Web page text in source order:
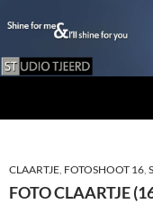
INHOUD
CLAARTJE, FOTOSHOOT 16,
FOTO CLAARTJE